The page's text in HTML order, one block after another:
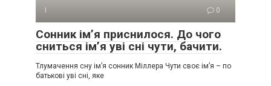
І 0
Сонник ім’я приснилося. До чого
сниться ім’я уві сні чути, бачити.
Тлумачення сну ім’я сонник Міллера Чути своє ім’я – по
батькові уві сні, яке